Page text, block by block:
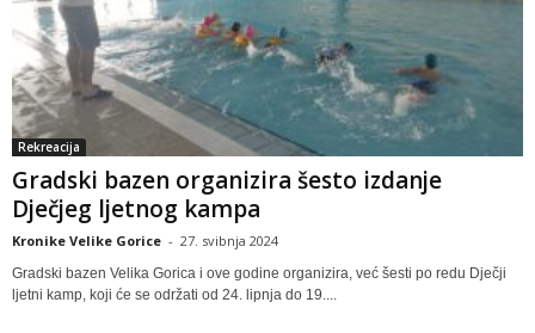
Rekreacija
Gradski bazen organizira šesto izdanje
Dječjeg ljetnog kampa
Kronike Velike Gorice - 27. svibnja 2024
Gradski bazen Velika Gorica i ove godine organizira, već šesti po redu Dječji
ljetni kamp, koji će se održati od 24. lipnja do 19....